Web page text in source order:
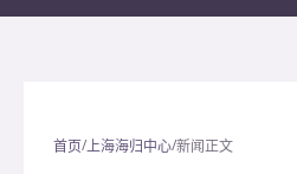
首页/上海海归中心/新闻正文